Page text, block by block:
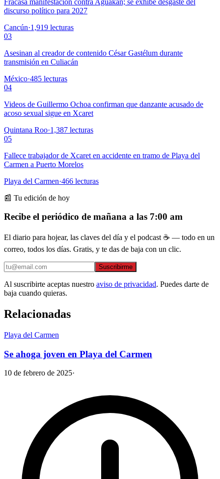
discurso político para 2027
Cancún·1,919 lecturas
03
Asesinan al creador de contenido César Gastélum durante
transmisión en Culiacán
México·485 lecturas
04
Videos de Guillermo Ochoa confirman que danzante acusado de
acoso sexual sigue en Xcaret
Quintana Roo·1,387 lecturas
05
Fallece trabajador de Xcaret en accidente en tramo de Playa del
Carmen a Puerto Morelos
Playa del Carmen·466 lecturas
📰 Tu edición de hoy
Recibe el periódico de mañana a las 7:00 am
El diario para hojear, las claves del día y el podcast ☕ — todo en un
correo, todos los días. Gratis, y te das de baja con un clic.
Suscribirme
Al suscribirte aceptas nuestro aviso de privacidad. Puedes darte de
baja cuando quieras.
Relacionadas
Playa del Carmen
Se ahoga joven en Playa del Carmen
10 de febrero de 2025·